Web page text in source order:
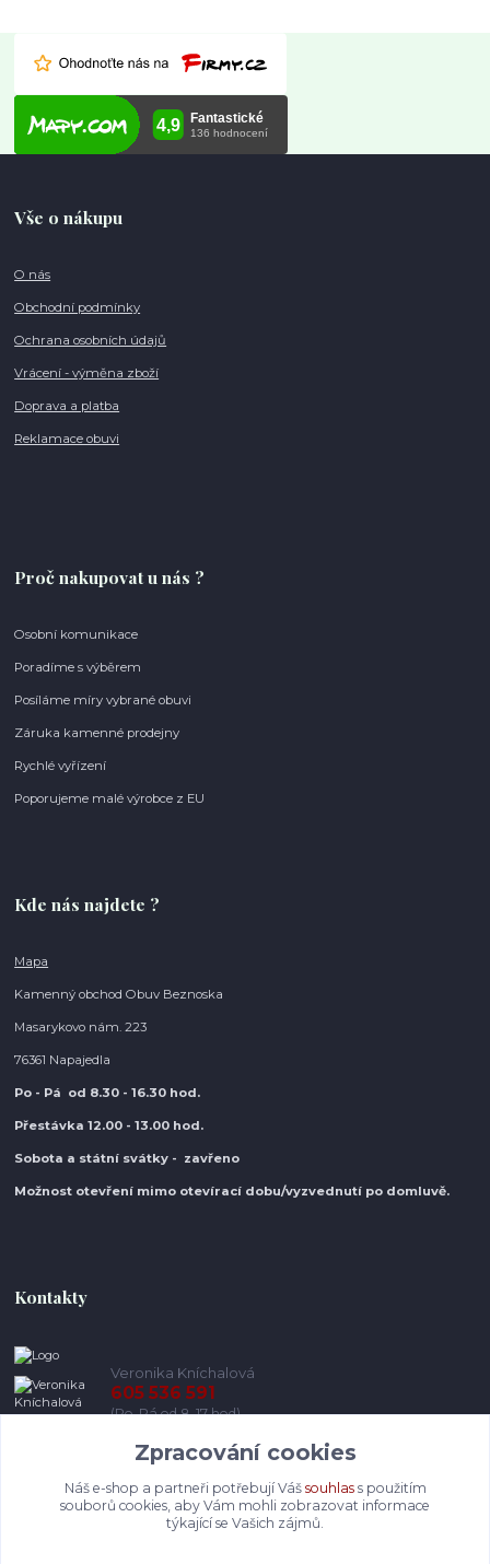
Vše o nákupu
O nás
Obchodní podmínky
Ochrana osobních údajů
Vrácení - výměna zboží
Doprava a platba
Reklamace obuvi
Proč nakupovat u nás ?
Osobní komunikace
Poradíme s výběrem
Posíláme míry vybrané obuvi
Záruka kamenné prodejny
Rychlé vyřízení
Poporujeme malé výrobce z EU
Kde nás najdete ?
Mapa
Kamenný obchod Obuv Beznoska
Masarykovo nám. 223
76361 Napajedla
Po - Pá od 8.30 - 16.30 hod.
Přestávka 12.00 - 13.00 hod.
Sobota a státní svátky - zavřeno
Možnost otevření mimo otevírací dobu/vyzvednutí po domluvě.
Kontakty
Veronika Kníchalová
605 536 591
(Po-Pá od 8-17 hod)
info@pohodlneboty.cz
Zpracování cookies
Náš e-shop a partneři potřebují Váš souhlass použitím
souborů cookies, aby Vám mohli zobrazovat informace
týkající se Vašich zájmů.